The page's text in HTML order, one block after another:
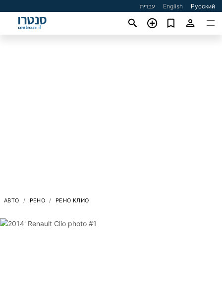
עברית English Русский
АВТО РЕНО РЕНО КЛИО